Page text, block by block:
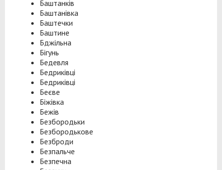
Баштанків
Баштанівка
Баштечки
Баштине
Бджільна
Бігунь
Бедевля
Бедриківці
Бедриківці
Беєве
Біжівка
Бежів
Безбородьки
Безбородькове
Безброди
Безпальче
Безпечна